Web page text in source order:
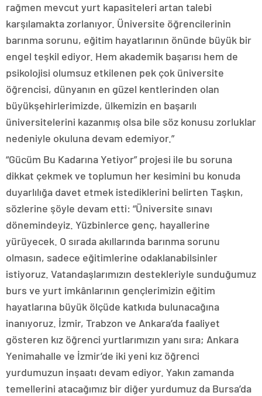
rağmen mevcut yurt kapasiteleri artan talebi
karşılamakta zorlanıyor. Üniversite öğrencilerinin
barınma sorunu, eğitim hayatlarının önünde büyük bir
engel teşkil ediyor. Hem akademik başarısı hem de
psikolojisi olumsuz etkilenen pek çok üniversite
öğrencisi, dünyanın en güzel kentlerinden olan
büyükşehirlerimizde, ülkemizin en başarılı
üniversitelerini kazanmış olsa bile söz konusu zorluklar
nedeniyle okuluna devam edemiyor.”
“Gücüm Bu Kadarına Yetiyor” projesi ile bu soruna
dikkat çekmek ve toplumun her kesimini bu konuda
duyarlılığa davet etmek istediklerini belirten Taşkın,
sözlerine şöyle devam etti: “Üniversite sınavı
dönemindeyiz. Yüzbinlerce genç, hayallerine
yürüyecek. O sırada akıllarında barınma sorunu
olmasın, sadece eğitimlerine odaklanabilsinler
istiyoruz. Vatandaşlarımızın destekleriyle sunduğumuz
burs ve yurt imkânlarının gençlerimizin eğitim
hayatlarına büyük ölçüde katkıda bulunacağına
inanıyoruz. İzmir, Trabzon ve Ankara’da faaliyet
gösteren kız öğrenci yurtlarımızın yanı sıra; Ankara
Yenimahalle ve İzmir’de iki yeni kız öğrenci
yurdumuzun inşaatı devam ediyor. Yakın zamanda
temellerini atacağımız bir diğer yurdumuz da Bursa’da